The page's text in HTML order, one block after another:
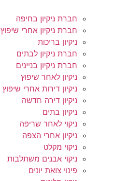
חברת ניקיון בחיפה
חברת ניקיון אחרי שיפוץ
ניקיון בריכות
חברת ניקיון לבתים
חברת ניקיון בניינים
ניקיון לאחר שיפוץ
ניקיון דירות אחרי שיפוץ
ניקיון דירה חדשה
ניקיון בתים
ניקוי לאחר שריפה
ניקיון אחרי הצפה
ניקוי מקלט
ניקוי אבנים משתלבות
פינוי צואת יונים